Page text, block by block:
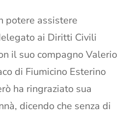
potere assistere
ai Diritti Civili
il suo compagno Valerio
di Fiumicino Esterino
ha ringraziato sua
dicendo che senza di